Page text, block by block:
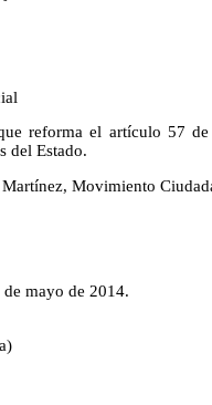
reforma el artículo 57
del Estado.
Martínez, Movimiento
mayo de 2014.